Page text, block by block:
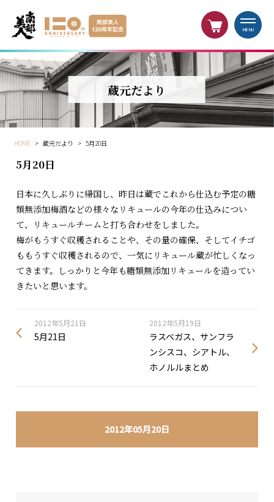
MENU
蔵元だより
HOME > 蔵元だより > 5月20日
2012年05月20日
5月20日
日本に久しぶりに帰国し、昨日は蔵でこれから仕込む予定の糖
類無添加梅酒などの様々なリキュールの今年の仕込みについ
て、リキュールチームと打ち合わせをしました。
梅がもうすぐ収穫されることや、その量の確保、そしてイチゴ
ももうすぐ収穫されるので、一気にリキュール蔵が忙しくなっ
てきます。しっかりと今年も糖類無添加リキュールを造ってい
きたいと思います。
2012年5月21日
5月21日
2012年5月19日
ラスベガス、サンフラ
ンシスコ、シアトル、
ホノルルまとめ